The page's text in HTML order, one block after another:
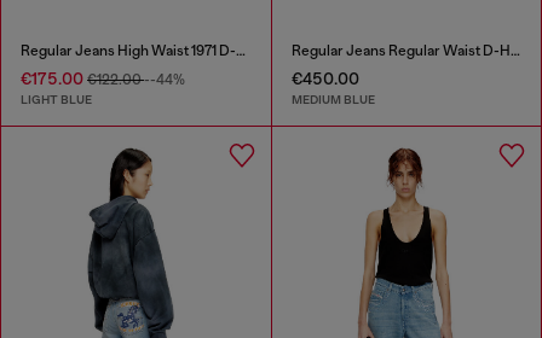
Regular Jeans High Waist 1971 D-Sent
€175.00 €122.00--44%
LIGHT BLUE
Regular Jeans Regular Waist D-Heel
€450.00
MEDIUM BLUE